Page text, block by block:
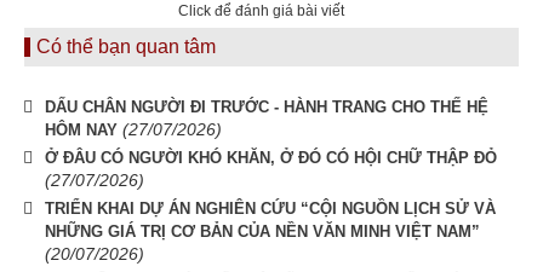
Click để đánh giá bài viết
Có thể bạn quan tâm
DẤU CHÂN NGƯỜI ĐI TRƯỚC - HÀNH TRANG CHO THẾ HỆ
HÔM NAY (27/07/2026)
Ở ĐÂU CÓ NGƯỜI KHÓ KHĂN, Ở ĐÓ CÓ HỘI CHỮ THẬP ĐỎ
(27/07/2026)
TRIỂN KHAI DỰ ÁN NGHIÊN CỨU “CỘI NGUỒN LỊCH SỬ VÀ
NHỮNG GIÁ TRỊ CƠ BẢN CỦA NỀN VĂN MINH VIỆT NAM”
(20/07/2026)